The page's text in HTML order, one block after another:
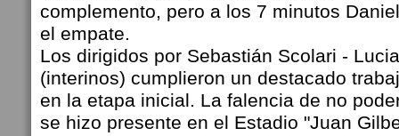
complemento, pero a los 7 minutos
el empate.
Los dirigidos por Sebastián Scolari -
(interinos) cumplieron un destacado
en la etapa inicial. La falencia de no
se hizo presente en el Estadio "Juan